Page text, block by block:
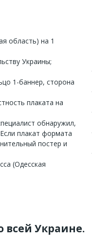
область) на 1
Украины;
1-баннер, сторона
плаката на
обнаружил,
плакат формата
постер и
(Одесская
Украине.